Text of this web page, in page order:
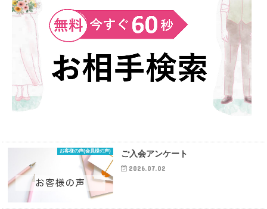
お客様の声(会員様の声) ご入会アンケート
2026.07.02